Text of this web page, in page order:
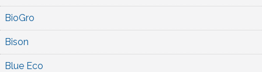
BioGro
Bison
Blue Eco